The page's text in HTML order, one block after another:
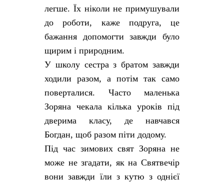
легше. Їх ніколи не примушували
до роботи, каже подруга, це
бажання допомогти завжди було
щирим і природним.
У школу сестра з братом завжди
ходили разом, а потім так само
поверталися. Часто маленька
Зоряна чекала кілька уроків під
дверима класу, де навчався
Богдан, щоб разом піти додому.
Під час зимових свят Зоряна не
може не згадати, як на Святвечір
вони завжди їли з кутю з однієї